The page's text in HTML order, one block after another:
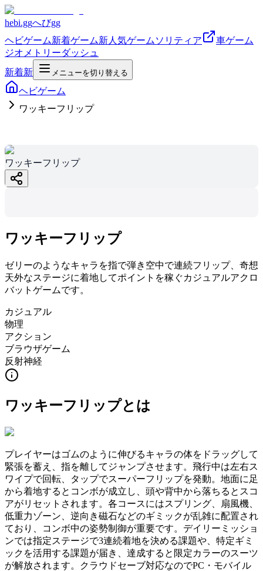
hebi.ggへびgg
ヘビゲーム新着ゲーム新人気ゲーム ソリティア
車ゲーム
ジオメトリーダッシュ
新着新 メニューを切り替える
ヘビゲーム
ワッキーフリップ
ワッキーフリップ
ワッキーフリップ
ゼリーのようなキャラを指で弾き空中で連続フリップ、奇想
天外なステージに着地してポイントを稼ぐカジュアルアクロ
バットゲームです。
カジュアル
物理
アクション
ブラウザゲーム
反射神経
ワッキーフリップとは
プレイヤーはゴムのように伸びるキャラの体をドラッグして
緊張を蓄え、指を離してジャンプさせます。飛行中は左右ス
ワイプで回転、タップでスーパーフリップを発動。地面に足
から着地するとコンボが成立し、頭や背中から落ちるとスコ
アがリセットされます。各コースにはスプリング、扇風機、
低重力ゾーン、逆向き磁石などのギミックが乱雑に配置され
ており、コンボ中の姿勢制御が重要です。デイリーミッショ
ンでは指定ステージで3連続着地を決める課題や、特定ギミ
ックを活用する課題が届き、達成すると限定カラーのスーツ
が解放されます。クラウドセーブ対応なのでPC・モバイル